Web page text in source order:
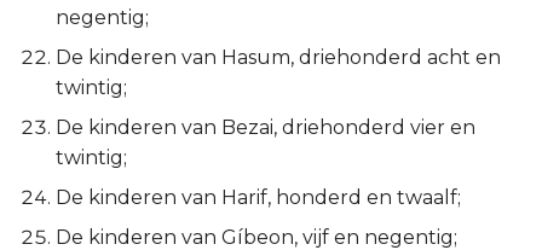
negentig;
De kinderen van Hasum, driehonderd acht en
twintig;
De kinderen van Bezai, driehonderd vier en
twintig;
De kinderen van Harif, honderd en twaalf;
De kinderen van Gíbeon, vijf en negentig;